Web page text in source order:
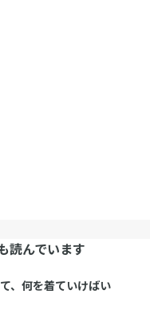
読んでいます
、何を着ていけばい